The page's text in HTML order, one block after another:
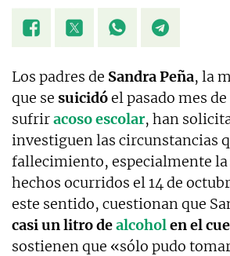
Los padres de Sandra Peña, la
que se suicidóel pasado mes
sufriracoso escolar, han
investiguen las circunstancias
fallecimiento, especialmente la
hechos ocurridos el 14 de
este sentido, cuestionan que
casi un litro dealcoholen el
sostienen que «sólo pudo